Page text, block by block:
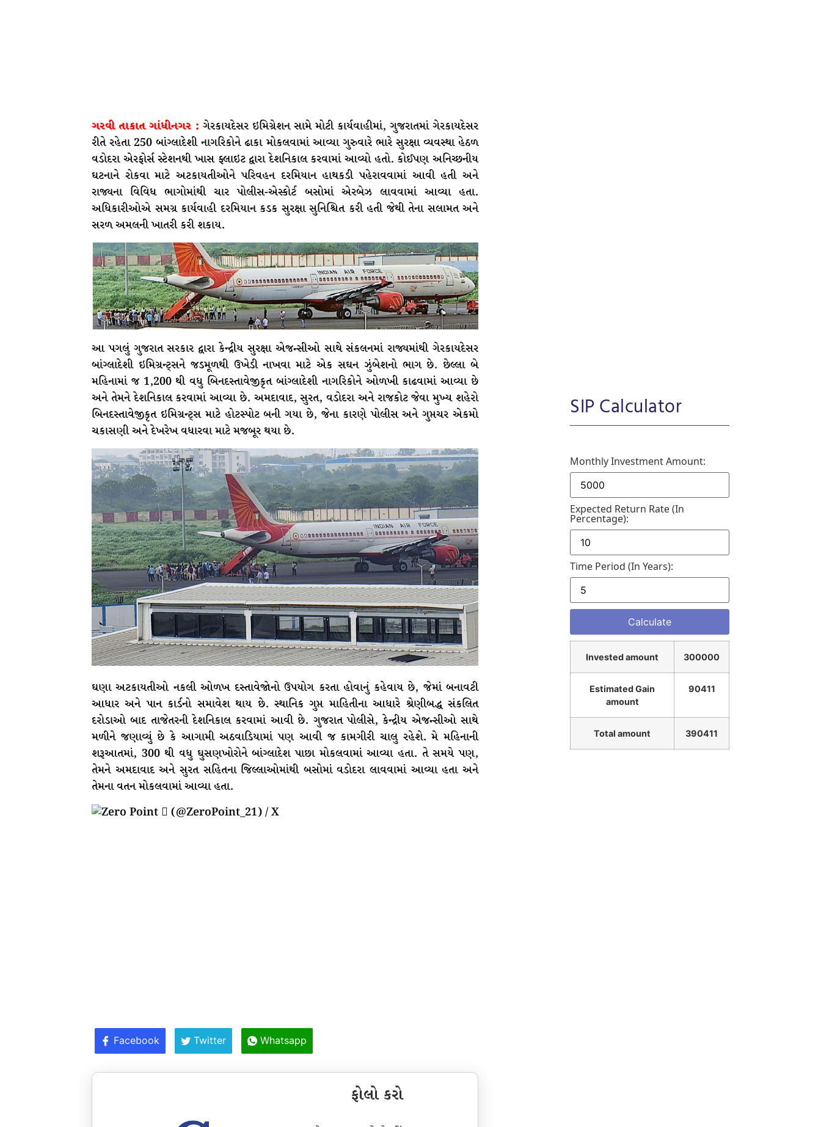
ગરવી તાકાત ગાંધીનગર : ગેરકાયદેસર ઇમિગ્રેશન સામે મોટી કાર્યવાહીમાં, ગુજરાતમાં ગેરકાયદેસર
રીતે રહેતા 250 બાંગ્લાદેશી નાગરિકોને ઢાકા મોકલવામાં આવ્યા ગુરુવારે ભારે સુરક્ષા વ્યવસ્થા હેઠળ
વડોદરા એરફોર્સ સ્ટેશનથી ખાસ ફ્લાઇટ દ્વારા દેશનિકાલ કરવામાં આવ્યો હતો. કોઈપણ અનિચ્છનીય
ઘટનાને રોકવા માટે અટકાયતીઓને પરિવહન દરમિયાન હાથકડી પહેરાવવામાં આવી હતી અને
રાજ્યના વિવિધ ભાગોમાંથી ચાર પોલીસ-એસ્કોર્ટ બસોમાં એરબેઝ લાવવામાં આવ્યા હતા.
અધિકારીઓએ સમગ્ર કાર્યવાહી દરમિયાન કડક સુરક્ષા સુનિશ્ચિત કરી હતી જેથી તેના સલામત અને
સરળ અમલની ખાતરી કરી શકાય.
આ પગલું ગુજરાત સરકાર દ્વારા કેન્દ્રીય સુરક્ષા એજન્સીઓ સાથે સંકલનમાં રાજ્યમાંથી ગેરકાયદેસર
બાંગ્લાદેશી ઇમિગ્રન્ટ્સને જડમૂળથી ઉખેડી નાખવા માટે એક સઘન ઝુંબેશનો ભાગ છે. છેલ્લા બે
મહિનામાં જ 1,200 થી વધુ બિનદસ્તાવેજીકૃત બાંગ્લાદેશી નાગરિકોને ઓળખી કાઢવામાં આવ્યા છે
અને તેમને દેશનિકાલ કરવામાં આવ્યા છે. અમદાવાદ, સુરત, વડોદરા અને રાજકોટ જેવા મુખ્ય શહેરો
બિનદસ્તાવેજીકૃત ઇમિગ્રન્ટ્સ માટે હોટસ્પોટ બની ગયા છે, જેના કારણે પોલીસ અને ગુપ્તચર એકમો
ચકાસણી અને દેખરેખ વધારવા માટે મજબૂર થયા છે.
ઘણા અટકાયતીઓ નકલી ઓળખ દસ્તાવેજોનો ઉપયોગ કરતા હોવાનું કહેવાય છે, જેમાં બનાવટી
આધાર અને પાન કાર્ડનો સમાવેશ થાય છે. સ્થાનિક ગુપ્ત માહિતીના આધારે શ્રેણીબદ્ધ સંકલિત
દરોડાઓ બાદ તાજેતરની દેશનિકાલ કરવામાં આવી છે. ગુજરાત પોલીસે, કેન્દ્રીય એજન્સીઓ સાથે
મળીને જણાવ્યું છે કે આગામી અઠવાડિયામાં પણ આવી જ કામગીરી ચાલુ રહેશે. મે મહિનાની
શરૂઆતમાં, 300 થી વધુ ઘુસણખોરોને બાંગ્લાદેશ પાછા મોકલવામાં આવ્યા હતા. તે સમયે પણ,
તેમને અમદાવાદ અને સુરત સહિતના જિલ્લાઓમાંથી બસોમાં વડોદરા લાવવામાં આવ્યા હતા અને
તેમના વતન મોકલવામાં આવ્યા હતા.
Facebook Twitter Whatsapp
ફોલો કરો
SIP Calculator
Monthly Investment Amount:
Expected Return Rate (in
Percentage):
Time Period (in Years):
Invested amount 300000
Estimated Gain
amount
90411
Total amount 390411